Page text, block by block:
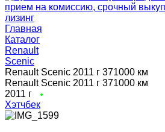
Главная
Каталог
Renault
Scenic
Renault Scenic 2011 г 371000 км
Renault Scenic 2011 г 371000 км
2011 г
Хэтчбек